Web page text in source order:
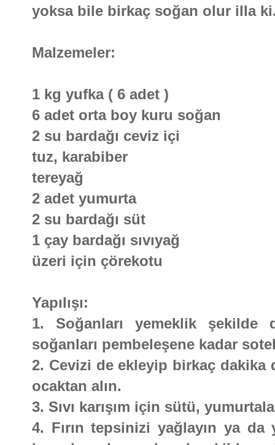
yoksa bile birkaç soğan olur illa
Malzemeler:
1 kg yufka ( 6 adet )
6 adet orta boy kuru soğan
2 su bardağı ceviz içi
tuz, karabiber
tereyağ
2 adet yumurta
2 su bardağı süt
1 çay bardağı sıvıyağ
üzeri için çörekotu
Yapılışı:
1. Soğanları yemeklik şekilde
soğanları pembeleşene kadar
2. Cevizi de ekleyip birkaç dakika
ocaktan alın.
3. Sıvı karışım için sütü,
4. Fırın tepsinizi yağlayın ya